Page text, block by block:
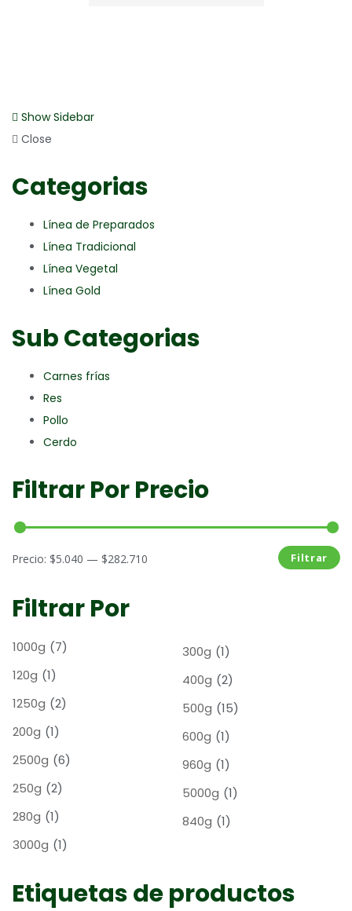
Show Sidebar
Close
Categorias
Línea de Preparados
Línea Tradicional
Línea Vegetal
Línea Gold
Sub Categorias
Carnes frías
Res
Pollo
Cerdo
Filtrar Por Precio
Filtrar
Precio: $5.040 — $282.710
Filtrar Por
1000g (7)
120g (1)
1250g (2)
200g (1)
2500g (6)
250g (2)
280g (1)
3000g (1)
300g (1)
400g (2)
500g (15)
600g (1)
960g (1)
5000g (1)
840g (1)
Etiquetas de productos